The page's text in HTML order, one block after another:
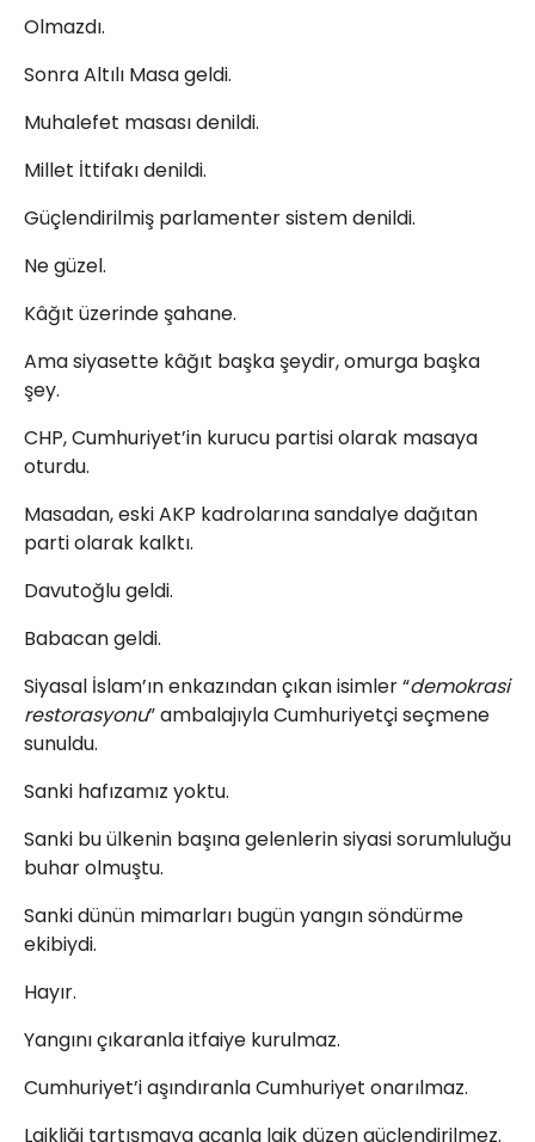
Olmazdı.
Sonra Altılı Masa geldi.
Muhalefet masası denildi.
Millet İttifakı denildi.
Güçlendirilmiş parlamenter sistem denildi.
Ne güzel.
Kâğıt üzerinde şahane.
Ama siyasette kâğıt başka şeydir, omurga başka
şey.
CHP, Cumhuriyet’in kurucu partisi olarak masaya
oturdu.
Masadan, eski AKP kadrolarına sandalye dağıtan
parti olarak kalktı.
Davutoğlu geldi.
Babacan geldi.
Siyasal İslam’ın enkazından çıkan isimler “demokrasi
restorasyonu” ambalajıyla Cumhuriyetçi seçmene
sunuldu.
Sanki hafızamız yoktu.
Sanki bu ülkenin başına gelenlerin siyasi sorumluluğu
buhar olmuştu.
Sanki dünün mimarları bugün yangın söndürme
ekibiydi.
Hayır.
Yangını çıkaranla itfaiye kurulmaz.
Cumhuriyet’i aşındıranla Cumhuriyet onarılmaz.
Laikliği tartışmaya açanla laik düzen güçlendirilmez.